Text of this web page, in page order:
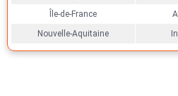
Île-de-France
Nouvelle-Aquitaine